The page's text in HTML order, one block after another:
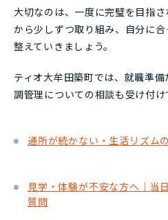
大切なのは、一度に完璧を目指
から少しずつ取り組み、自分に
整えていきましょう。
ティオ大牟田築町では、就職準
調管理についての相談も受け付け
通所が続かない・生活リズム
見学・体験が不安な方へ｜当
質問